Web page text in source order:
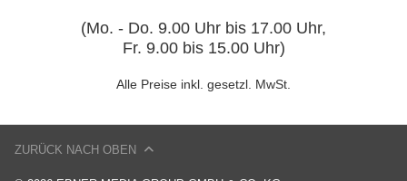
(Mo. - Do. 9.00 Uhr bis 17.00 Uhr,
Fr. 9.00 bis 15.00 Uhr)
Alle Preise inkl. gesetzl. MwSt.
ZURÜCK NACH OBEN